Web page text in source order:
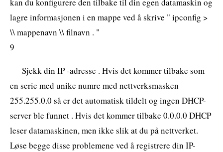
lagre informasjonen i en mappe ved å skrive " ipconfig >
\\ mappenavn \\ filnavn . "
9
Sjekk din IP -adresse . Hvis det kommer tilbake som
en serie med unike numre med nettverksmasken
255.255.0.0 så er det automatisk tildelt og ingen DHCP-
server ble funnet . Hvis det kommer tilbake 0.0.0.0 DHCP
leser datamaskinen, men ikke slik at du på nettverket.
Løse begge disse problemene ved å registrere din IP-